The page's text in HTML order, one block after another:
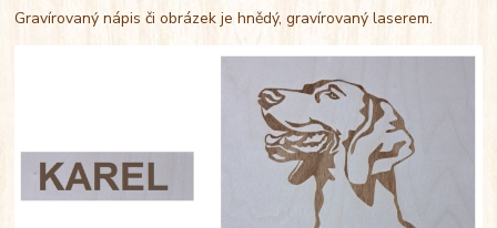
Gravírovaný nápis či obrázek je hnědý, gravírovaný laserem.